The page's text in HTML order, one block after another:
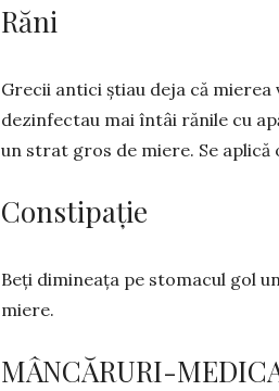
Răni
Grecii antici știau deja că
dezin­fectau mai întâi rănile cu
un strat gros de mie­re. Se aplică
Constipație
Beți dimineața pe stomacul gol
miere.
MÂNCĂRURI-